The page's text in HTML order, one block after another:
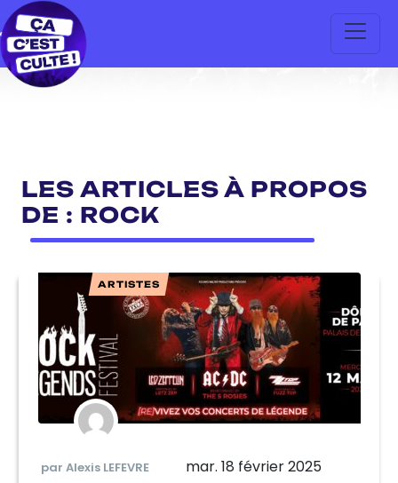
LES ARTICLES À PROPOS
DE : ROCK
ARTISTES
par Alexis LEFEVRE mar. 18 février 2025